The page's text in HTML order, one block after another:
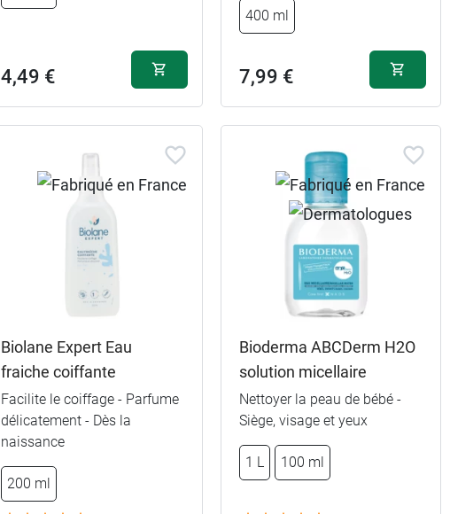
500 ml
4,49 €
400 ml
7,99 €
Biolane Expert Eau
fraiche coiffante
Facilite le coiffage - Parfume
délicatement - Dès la
naissance
200 ml
Bioderma ABCDerm H2O
solution micellaire
Nettoyer la peau de bébé -
Siège, visage et yeux
1 L 100 ml